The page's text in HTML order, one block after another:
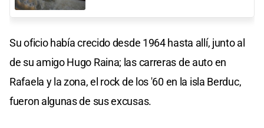
Su oficio había crecido desde 1964 hasta allí, junto al
de su amigo Hugo Raina; las carreras de auto en
Rafaela y la zona, el rock de los '60 en la isla Berduc,
fueron algunas de sus excusas.